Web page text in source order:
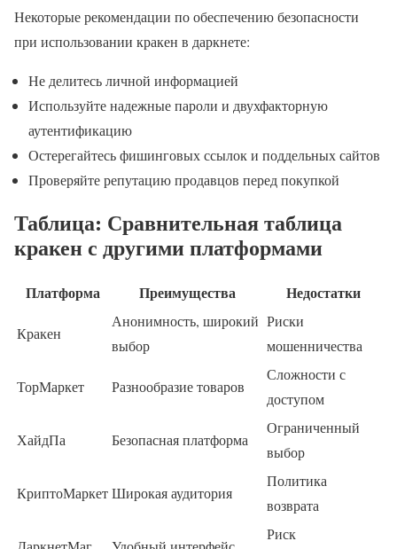
Некоторые рекомендации по обеспечению безопасности
при использовании кракен в даркнете:
Не делитесь личной информацией
Используйте надежные пароли и двухфакторную
аутентификацию
Остерегайтесь фишинговых ссылок и поддельных сайтов
Проверяйте репутацию продавцов перед покупкой
Таблица: Сравнительная таблица
кракен с другими платформами
Платформа Преимущества Недостатки
Кракен
Анонимность, широкий
выбор
Риски
мошенничества
ТорМаркет Разнообразие товаров
Сложности с
доступом
ХайдПа Безопасная платформа
Ограниченный
выбор
КриптоМаркетШирокая аудитория
Политика
возврата
Риск